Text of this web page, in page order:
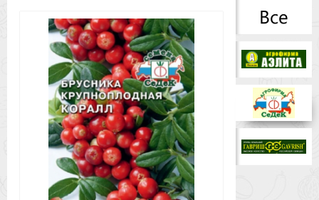
сейчас
Бренды
Доставка
Оптовикам
Все